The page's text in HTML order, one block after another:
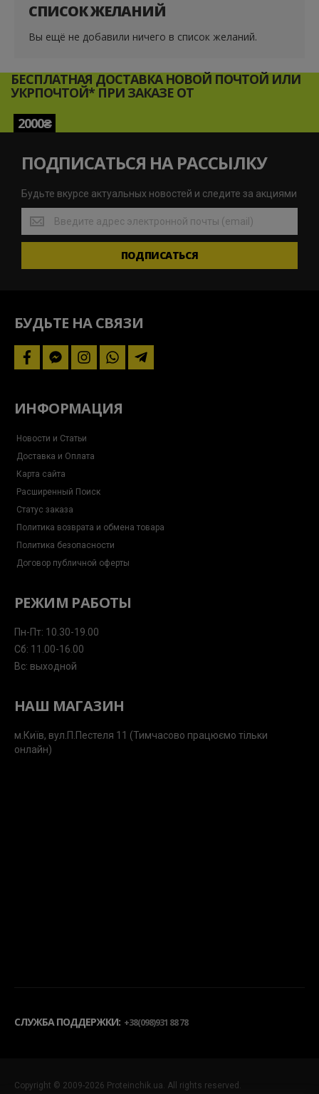
СПИСОК ЖЕЛАНИЙ
Вы ещё не добавили ничего в список желаний.
БЕСПЛАТНАЯ ДОСТАВКА НОВОЙ ПОЧТОЙ ИЛИ
УКРПОЧТОЙ* ПРИ ЗАКАЗЕ ОТ
2000₴
ПОДПИСАТЬСЯ НА РАССЫЛКУ
Будьте вкурсе актуальных новостей и следите за акциями
Будьте
вкурсе
актуальных
и
ПОДПИСАТЬСЯ
БУДЬТЕ НА СВЯЗИ
facebookfacebook-
messenger
instagram
whatsapptelegram-
plane
ИНФОРМАЦИЯ
Новости и Статьи
Доставка и Оплата
Карта сайта
Расширенный Поиск
Статус заказа
Политика возврата и обмена товара
Политика безопасности
Договор публичной оферты
РЕЖИМ РАБОТЫ
Пн-Пт: 10.30-19.00
Сб: 11.00-16.00
Вс: выходной
НАШ МАГАЗИН
м.Київ, вул.П.Пестеля 11 (Тимчасово працюємо тільки
онлайн)
СЛУЖБА ПОДДЕРЖКИ: +38(098)931 88 78
Copyright © 2009-2026 Proteinchik.ua. All rights reserved.